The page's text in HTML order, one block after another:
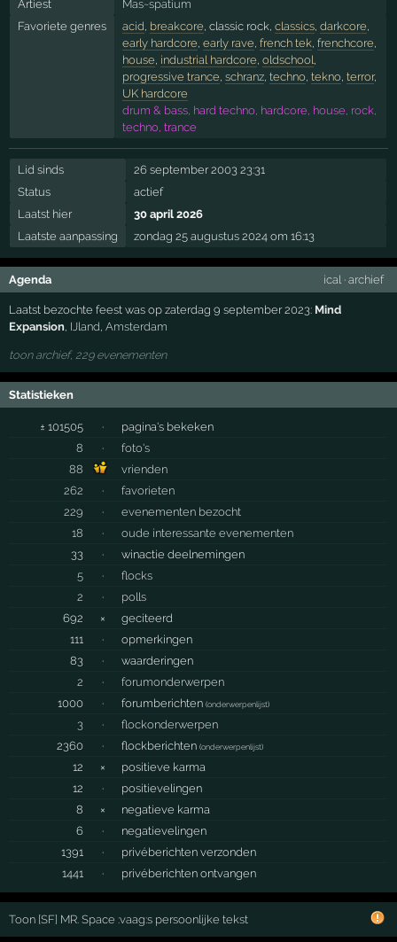
Artiest
Mas~spatium
Favoriete genres
acid breakcore , classic rock, classics, darkcore
early hardcore early rave french tek, frenchcore
house industrial hardcore oldschool
progressive trance schranz, techno, tekno, terror,
UK hardcore
drum & bass, hard techno, hardcore, house, rock,
techno, trance
Lid sinds
26 september 2003 23:31
Status
actief
Laatst hier
30 april 2026
Laatste aanpassing
zondag 25 augustus 2024 om 16:13
Agenda ical· archief
Laatst bezochte feest was op zaterdag 9 september 2023: Mind
Expansion, IJland,Amsterdam
toon archief, 229 evenementen
Statistieken
± 101505 ·
pagina's bekeken
8
·
foto's
88
vrienden
262
·
favorieten
229
·
evenementen bezocht
18
·
oude interessante evenementen
33
·
winactie deelnemingen
5
·
flocks
2
·
polls
692
×
geciteerd
111
·
opmerkingen
83
·
waarderingen
2
·
forumonderwerpen
1000
· forumberichten(onderwerpenlijst)
3 ·
flockonderwerpen
2360
· flockberichten(onderwerpenlijst)
12 ×
positieve karma
12
·
positievelingen
8
×
negatieve karma
6
·
negatievelingen
1391
·
privéberichten verzonden
1441
· privéberichten ontvangen
Toon [SF] MR. Space :vaag:s persoonlijke tekst